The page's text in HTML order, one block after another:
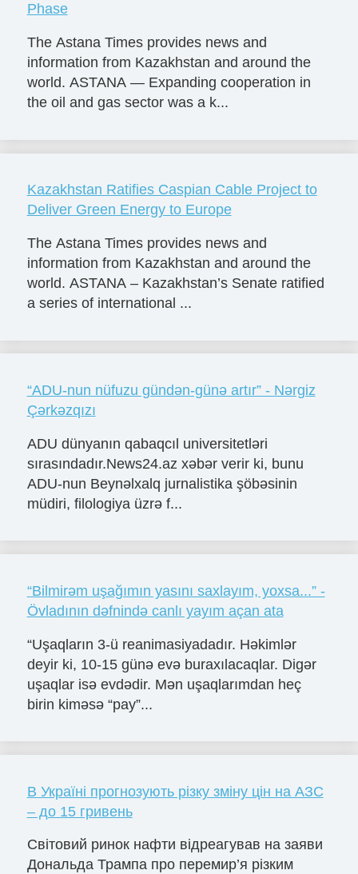
Phase
The Astana Times provides news and
information from Kazakhstan and around the
world. ASTANA — Expanding cooperation in
the oil and gas sector was a k...
Kazakhstan Ratifies Caspian Cable Project to
Deliver Green Energy to Europe
The Astana Times provides news and
information from Kazakhstan and around the
world. ASTANA – Kazakhstan’s Senate ratified
a series of international ...
“ADU-nun nüfuzu gündən-günə artır” - Nərgiz
Çərkəzqızı
ADU dünyanın qabaqcıl universitetləri
sırasındadır.News24.az xəbər verir ki, bunu
ADU-nun Beynəlxalq jurnalistika şöbəsinin
müdiri, filologiya üzrə f...
“Bilmirəm uşağımın yasını saxlayım, yoxsa...” -
Övladının dəfnində canlı yayım açan ata
“Uşaqların 3-ü reanimasiyadadır. Həkimlər
deyir ki, 10-15 günə evə buraxılacaqlar. Digər
uşaqlar isə evdədir. Mən uşaqlarımdan heç
birin kiməsə “pay”...
В Україні прогнозують різку зміну цін на АЗС
– до 15 гривень
Світовий ринок нафти відреагував на заяви
Дональда Трампа про перемир’я різким